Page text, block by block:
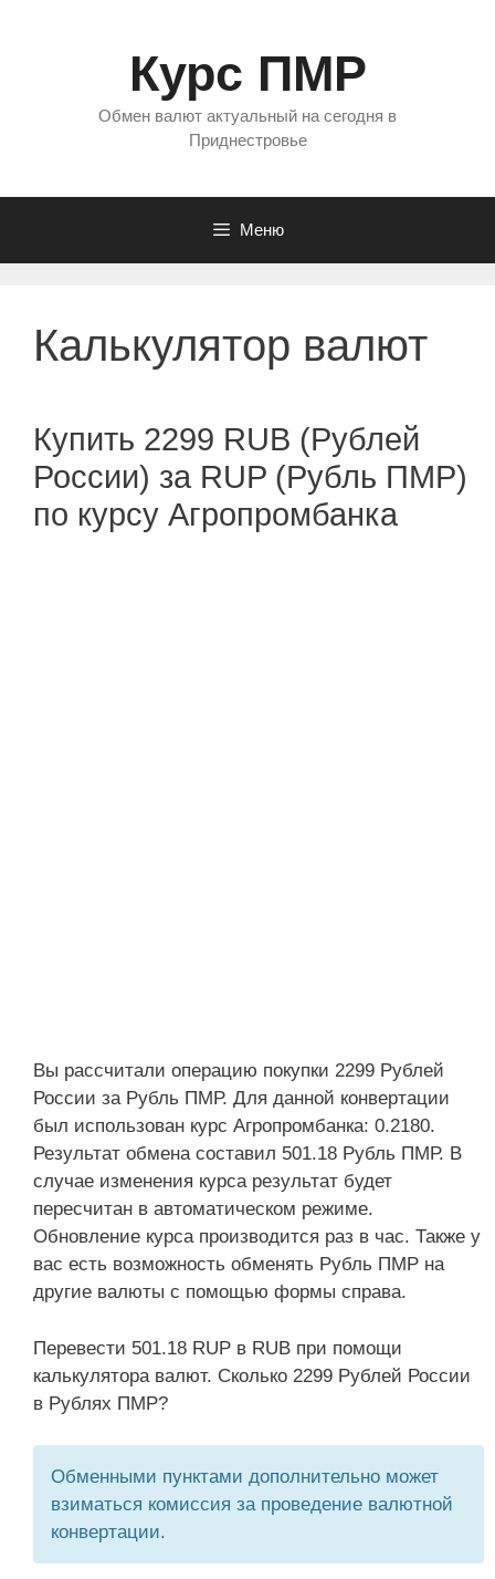
Курс ПМР
Обмен валют актуальный на сегодня в
Приднестровье
Меню
Калькулятор валют
Купить 2299 RUB (Рублей
России) за RUP (Рубль ПМР)
по курсу Агропромбанка
Вы рассчитали операцию покупки 2299 Рублей
России за Рубль ПМР. Для данной конвертации
был использован курс Агропромбанка: 0.2180.
Результат обмена составил 501.18 Рубль ПМР. В
случае изменения курса результат будет
пересчитан в автоматическом режиме.
Обновление курса производится раз в час. Также у
вас есть возможность обменять Рубль ПМР на
другие валюты с помощью формы справа.
Перевести 501.18 RUP в RUB при помощи
калькулятора валют. Сколько 2299 Рублей России
в Рублях ПМР?
Обменными пунктами дополнительно может
взиматься комиссия за проведение валютной
конвертации.